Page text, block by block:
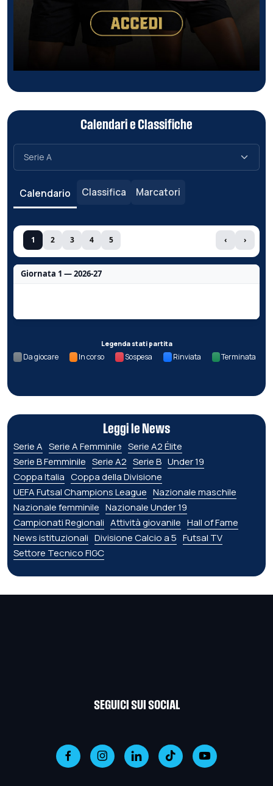
Calendari e Classifiche
Calendario Classifica Marcatori
1 2 3 4 5 ‹ ›
Giornata 1 — 2026-27
Legenda stati partita
Da giocare In corso Sospesa Rinviata Terminata
Leggi le News
Serie A Serie A Femminile Serie A2 Élite
Serie B Femminile Serie A2 Serie B Under 19
Coppa Italia Coppa della Divisione
UEFA Futsal Champions League Nazionale maschile
Nazionale femminile Nazionale Under 19
Campionati Regionali Attività giovanile Hall of Fame
News istituzionali Divisione Calcio a 5 Futsal TV
Settore Tecnico FIGC
SEGUICI SUI SOCIAL